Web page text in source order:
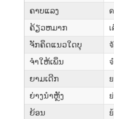
ຄາບແລງ
ຄ້ຽວຫມາກ
ຈັກຄຶດແນວໃດບຸ
ຈຳໃຫ້ເພິ່ນ
ຍາມເດີກ
ຍ່າງນຳຫຼັງ
ຍ້ອນ